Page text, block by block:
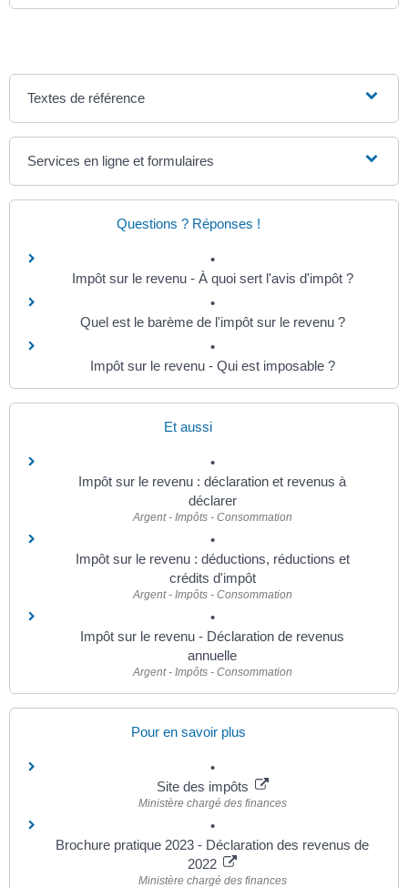
Textes de référence
Services en ligne et formulaires
Questions ? Réponses !
Impôt sur le revenu - À quoi sert l'avis d'impôt ?
Quel est le barème de l'impôt sur le revenu ?
Impôt sur le revenu - Qui est imposable ?
Et aussi
Impôt sur le revenu : déclaration et revenus à
déclarer
Argent - Impôts - Consommation
Impôt sur le revenu : déductions, réductions et
crédits d'impôt
Argent - Impôts - Consommation
Impôt sur le revenu - Déclaration de revenus
annuelle
Argent - Impôts - Consommation
Pour en savoir plus
Site des impôts
Ministère chargé des finances
Brochure pratique 2023 - Déclaration des revenus de
2022
Ministère chargé des finances